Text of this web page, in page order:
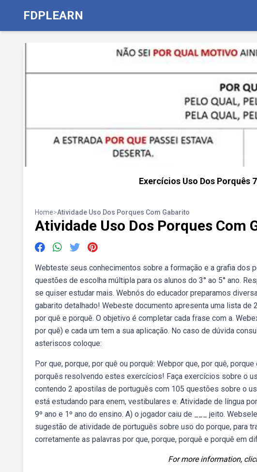
FDPLEARN
Exercícios Uso Dos Porquês
Home>Atividade Uso Dos Porques Com Gabarito
Atividade Uso Dos Porques Com
Webteste seus conhecimentos sobre a formação e a grafia dos
questões de escolha múltipla para os alunos do 3° ao 5° ano.
se quiser estudar mais. Webnós do educador preparamos
gabarito detalhado! Webeste documento apresenta uma lista
por quê e porquê. O objetivo é completar cada frase com a.
por quê) e cada um tem a sua aplicação. No caso de dúvida
asteriscos coloque:
Por que, porque, por quê ou porquê: Webpor que, por quê,
porquês resolvendo estes exercícios! Faça exercícios sobre o
contendo 2 apostilas de português com 105 questões sobre o
está estudando para enem, vestibulares e. Atividade de língua
9º ano e 1º ano do ensino. A) o jogador caiu de ___ jeito.
sugestão de atividade de português sobre uso do porque, para
corretamente as palavras por que, porque, porquê e porquê em
For more information,